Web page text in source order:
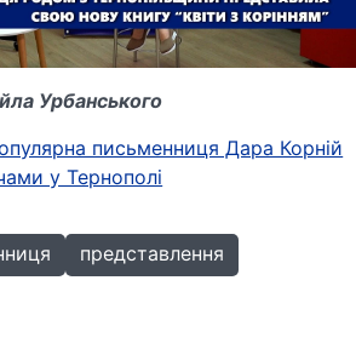
Урбанського
письменниця Дара Корній
у Тернополі
представлення